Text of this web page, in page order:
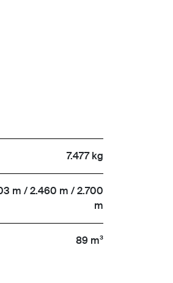
7.477 kg
m / 2.460 m / 2.700
m
89 m³